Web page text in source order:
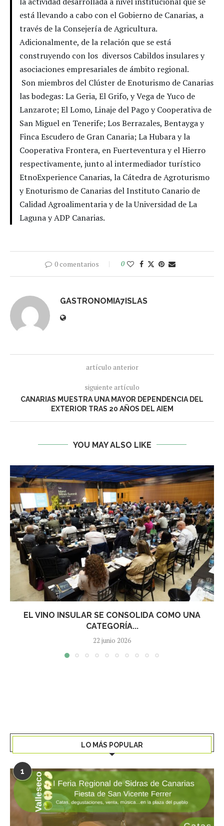
está llevando a cabo con el Gobierno de Canarias, a
través de la Consejería de Agricultura.
Adicionalmente, de la relación que se está
construyendo con los diversos Cabildos insulares y
asociaciones empresariales de ámbito regional.
Son miembros del Clúster de Enoturismo de Canarias
las bodegas: La Geria, El Grifo, y Vega de Yuco de
Lanzarote; El Lomo, Linaje del Pago y Cooperativa de
San Miguel en Tenerife; Los Berrazales, Bentayga y
Finca Escudero de Gran Canaria; La Hubara y la
Cooperativa Frontera, en Fuerteventura y el Hierro
respectivamente, junto al intermediador turístico
EtnoExperience Canarias, la Cátedra de Agroturismo
y Enoturismo de Canarias del Instituto Canario de
Calidad Agroalimentaria y de la Universidad de La
Laguna y ADP Canarias.
0 comentarios 0
GASTRONOMIA7ISLAS
artículo anterior
siguiente artículo
CANARIAS MUESTRA UNA MAYOR DEPENDENCIA DEL
EXTERIOR TRAS 20 AÑOS DEL AIEM
YOU MAY ALSO LIKE
EL VINO INSULAR SE CONSOLIDA COMO UNA
CATEGORÍA...
22 junio 2026
LO MÁS POPULAR
1